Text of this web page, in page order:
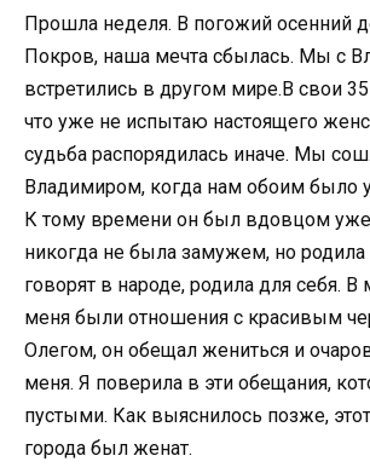
Прошла неделя. В погожий осенний
Покров, наша мечта сбылась. Мы с
встретились в другом мире.В свои
что уже не испытаю настоящего
судьба распорядилась иначе. Мы
Владимиром, когда нам обоим было
К тому времени он был вдовцом уже
никогда не была замужем, но
говорят в народе, родила для себя. В
меня были отношения с красивым
Олегом, он обещал жениться и
меня. Я поверила в эти обещания,
пустыми. Как выяснилось позже,
города был женат.